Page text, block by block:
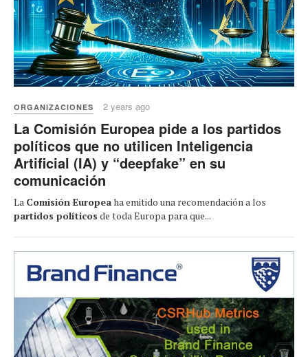
ORGANIZACIONES 2 years ago
La Comisión Europea pide a los partidos
políticos que no utilicen Inteligencia
Artificial (IA) y “deepfake” en su
comunicación
La Comisión Europeaha emitido una recomendación a los
partidos políticos de toda Europa para que...